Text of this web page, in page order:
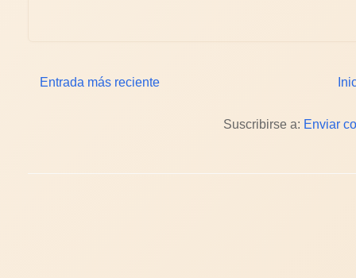
Entrada más reciente
Suscribirse a: Enviar